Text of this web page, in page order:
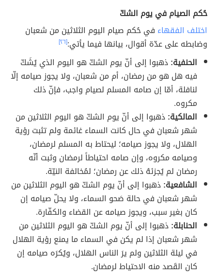
حُكم الصيام في يوم الشكّ
اختلف الفقهاء في حُكم صيام اليوم الثلاثين من شعبان
وضابطه على عدّة أقوال، بيانها فيما يأتي:[٢٦]
الحنفية:ذهبوا إلى أنّ يوم الشكّ هو اليوم الذي يُشَكّ
فيه هل هو من رمضان، أم من شعبان، ولا يجوز صيامه إلّا
لنافلة، أمّا إن صامه المسلم لصيام واجب، فإنّ ذلك
مكروه.
المالكية:ذهبوا إلى أنّ يوم الشكّ هو اليوم الثلاثين من
شهر شعبان في حال كانت السماء غائمة ولم تثبت رؤية
الهلال، ولا يجوز صيامه؛ ليحتاط به المسلم لرمضان،
وصيامه مكروه، وإن صامه احتياطاً لرمضان وثبت أنّه
رمضان لم يُجزئهُ ذلك عن رمضان؛ لمُخالفة النيّة.
الشافعية:ذهبوا إلى أنّ يوم الشكّ هو اليوم الثلاثين من
شهر شعبان في حالة صَحو السماء، ولا يحلّ صيامه إن
كان بغير سبب، ويجوز صيامه عن القضاء والكفّارة.
الحنابلة:ذهبوا إلى أنّ يوم الشكّ هو اليوم الثلاثين من
شهر شعبان إذا لم يكن في السماء ما يمنع رؤية الهلال
في ليلة الثلاثين ولم يرَ الناس الهلال، ويُكرَه صيامه إن
كان القَصد منه الاحتياط لرمضان.